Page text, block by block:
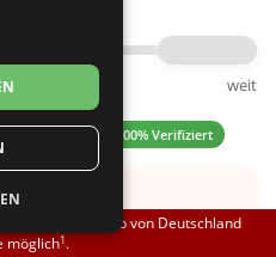
weit
✓ 100% Verifiziert
aus.
UKNummer kleiner
wir innerhalb von Deutschland
möglich1.